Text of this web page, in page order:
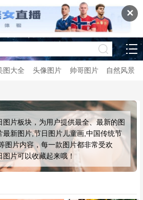
✕
图大全 头像图片 帅哥图片 自然风景
片板块，为用户提供最全、最新的图
最新图片,节日图片儿童画,中国传统节
图片内容，每一款图片都非常受欢
片可以收藏起来哦！